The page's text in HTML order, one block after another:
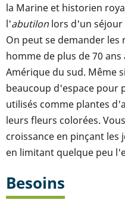
la Marine et historien
l'abutilon lors d'un séjour
On peut se demander
homme de plus de 70
Amérique du sud. Même
beaucoup d'espace pour
utilisés comme plantes
leurs fleurs colorées.
croissance en pinçant les
en limitant quelque peu
Besoins